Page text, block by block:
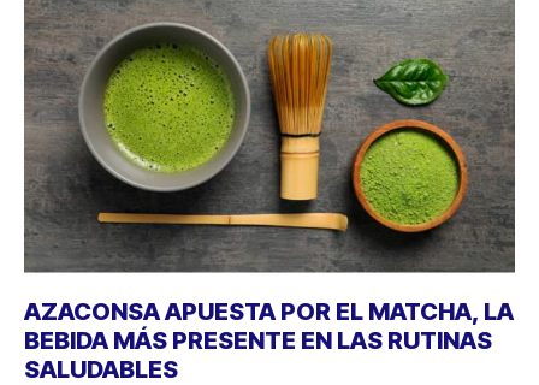
AZACONSA APUESTA POR EL MATCHA, LA
BEBIDA MÁS PRESENTE EN LAS RUTINAS
SALUDABLES